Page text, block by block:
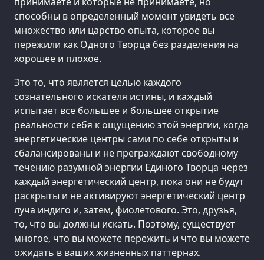
способны в определенный момент увидеть все
множество или царство опыта, которое вы
пережили как Одного Творца без разделения на
хорошее и плохое.
Это то, что является целью каждого
сознательного искателя истины, и каждый
испытает все большее и большее открытие
реальности себя к ощущению этой энергии, когда
энергетические центры сами по себе открыты и
сбалансированы и не преграждают свободному
течению разумной энергии Единого Творца через
каждый энергетический центр, пока они не будут
раскрыты и не активируют энергетический центр
луча индиго и, затем, фиолетового. Это, друзья,
то, что вы должны искать. Поэтому, существует
многое, что вы можете пережить и что вы можете
ожидать в ваших жизненных паттернах.